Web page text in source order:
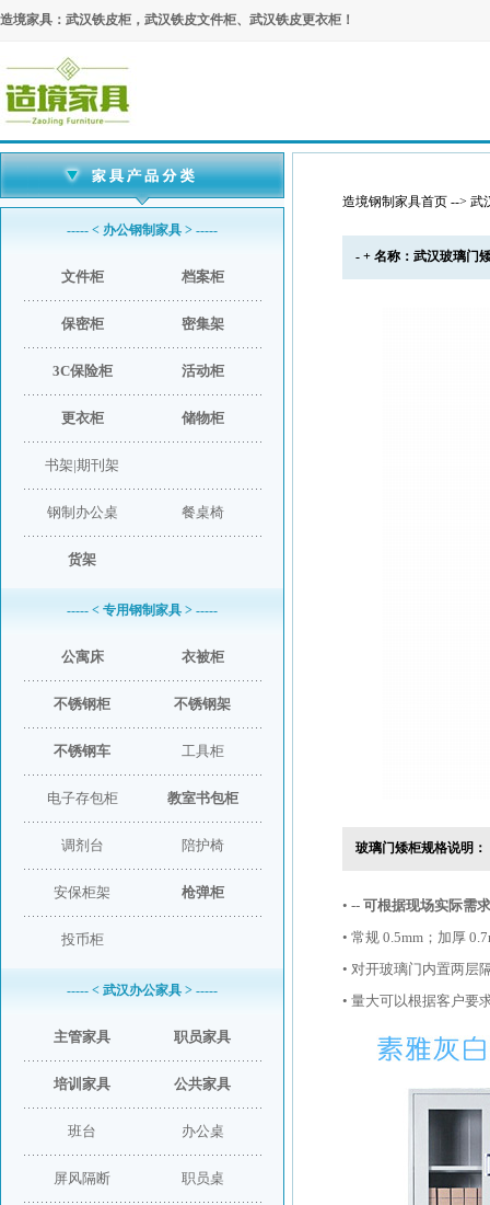
造境家具：武汉铁皮柜，武汉铁皮文件柜、武汉铁皮更衣柜！
----- < 办公钢制家具 > -----
文件柜 档案柜
保密柜 密集架
3C保险柜 活动柜
更衣柜 储物柜
书架|期刊架
钢制办公桌 餐桌椅
货架
----- < 专用钢制家具 > -----
公寓床 衣被柜
不锈钢柜 不锈钢架
不锈钢车 工具柜
电子存包柜 教室书包柜
调剂台 陪护椅
安保柜架 枪弹柜
投币柜
----- < 武汉办公家具 > -----
主管家具 职员家具
培训家具 公共家具
班台 办公桌
屏风隔断 职员桌
造境钢制家具首页--> 武
- + 名称：武汉玻璃门
玻璃门矮柜规格说明：
• -- 可根据现场实际需
• 常规 0.5mm；加厚
• 对开玻璃门内置两层
• 量大可以根据客户要